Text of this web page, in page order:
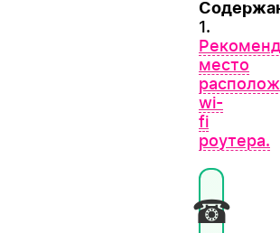
1.
место
wi-
fi
роутера.
☎